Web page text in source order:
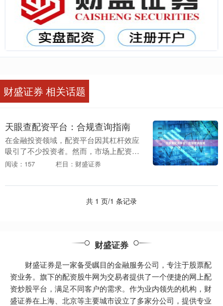
财盛证券 相关话题
天眼查配资平台：合规查询指南
在金融投资领域，配资平台因其杠杆效应
吸引了不少投资者。然而，市场上配资平
台良莠不齐，如何辨别合规平台成为投资
工具上海股票配资....
阅读：157 栏目：财盛证券
共 1 页/1 条记录
财盛证券
财盛证券是一家备受瞩目的金融服务公司，专注于股票配
资业务。旗下的配资股牛网为交易者提供了一个便捷的网上配
资炒股平台，满足不同客户的需求。作为业内领先的机构，财
盛证券在上海、北京等主要城市设立了多家分公司，提供专业